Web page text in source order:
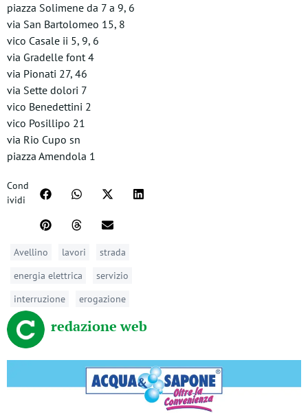
piazza Solimene da 7 a 9, 6
via San Bartolomeo 15, 8
vico Casale ii 5, 9, 6
via Gradelle font 4
via Pionati 27, 46
via Sette dolori 7
vico Benedettini 2
vico Posillipo 21
via Rio Cupo sn
piazza Amendola 1
Cond
ividi
Avellino lavori
strada
energia elettrica
servizio
interruzione
erogazione
redazione web